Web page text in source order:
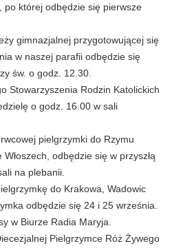
po której odbędzie się pierwsze
gimnazjalnej przygotowującej się
w naszej parafii odbędzie się
św. o godz. 12.30.
Stowarzyszenia Rodzin Katolickich
o godz. 16.00 w sali
pielgrzymki do Rzymu
odbędzie się w przyszłą
na plebanii.
do Krakowa, Wadowic
odbędzie się 24 i 25 września.
w Biurze Radia Maryja.
Pielgrzymce Róż Żywego